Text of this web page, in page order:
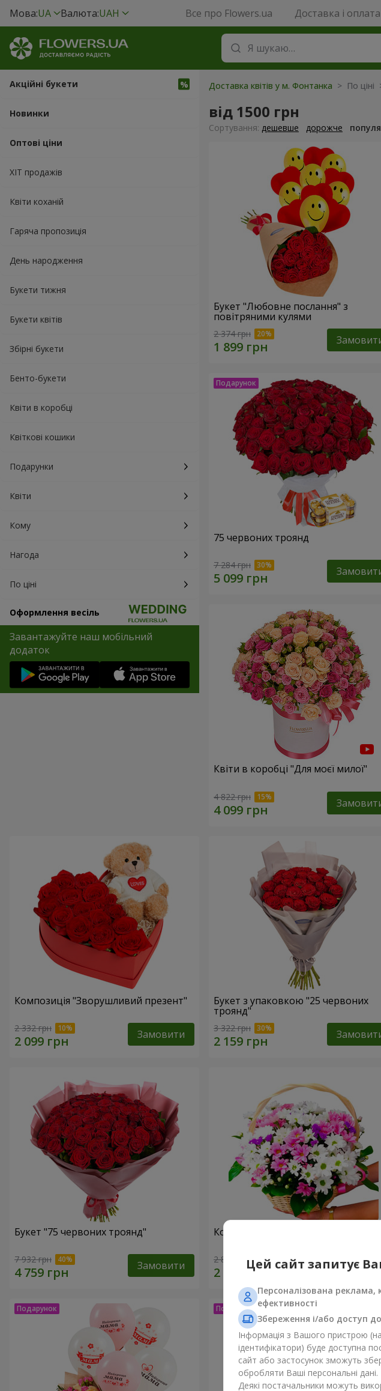
Мова:UA Валюта:UAH Все про Flowers.ua Доставка і оплата
Акційні букети
Новинки
Оптові ціни
ХІТ продажів
Квіти коханій
Гаряча пропозиція
День народження
Букети тижня
Букети квітів
Збірні букети
Бенто-букети
Квіти в коробці
Квіткові кошики
Подарунки
Квіти
Кому
Нагода
По ціні
Оформлення весіль
Завантажуйте наш мобільний
додаток
Доставка квітів у м. Фонтанка > По ціні
від 1500 грн
Сортування: дешевше дорожче
Букет "Любовне послання" з
повітряними кулями
2 374 грн
75 червоних троянд
7 284 грн
Квіти в коробці "Для моєї милої"
4 822 грн
Композиція "Зворушливий презент"
2 332 грн Замовити
Букет з упаковкою "25 червоних
троянд"
3 322 грн
Букет "75 червоних троянд"
7 932 грн Замовити
Кошик хризантем "Яскрава
2 822 грнЦей сайт запитує
Персоналізована реклама,
ефективності
Збереження і/або доступ
Інформація з Вашого пристрою
ідентифікатори) буде доступна
сайт або застосунок зможуть
обробляти Ваші персональні дані.
Деякі постачальники можуть